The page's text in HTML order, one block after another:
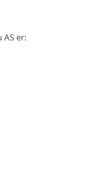
AS er: